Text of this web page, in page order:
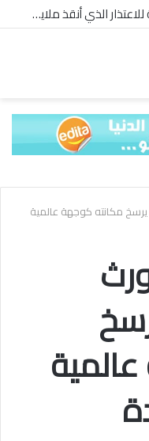
إذا أخطأنا سامحونا”.. القصة الكاملة للاعتذار الذي أنقذ ملايين “إعمار” في الساحل الشمالي
مكانته كوجهة عالمية